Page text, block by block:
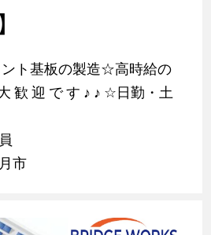
ト基板の製造☆高時給の
歓 迎 で す ♪ ♪ ☆日勤・土
市